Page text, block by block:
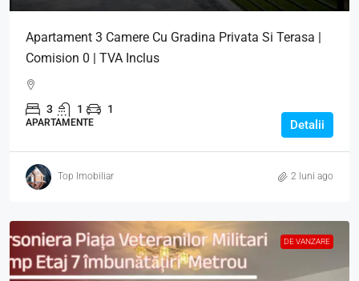
Apartament 3 Camere Cu Gradina Privata Si Terasa |
Comision 0 | TVA Inclus
3 1 1
APARTAMENTE Detalii
Top Imobiliar 2 luni ago
DE VANZARE